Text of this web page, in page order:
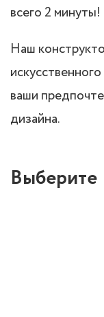
всего 2 минуты!
Наш
ваши
дизайна.
Выберите